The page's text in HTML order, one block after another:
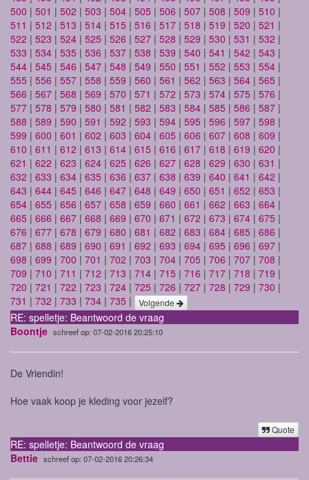
500 | 501 | 502 | 503 | 504 | 505 | 506 | 507 | 508 | 509 | 510 |
511 | 512 | 513 | 514 | 515 | 516 | 517 | 518 | 519 | 520 | 521 |
522 | 523 | 524 | 525 | 526 | 527 | 528 | 529 | 530 | 531 | 532 |
533 | 534 | 535 | 536 | 537 | 538 | 539 | 540 | 541 | 542 | 543 |
544 | 545 | 546 | 547 | 548 | 549 | 550 | 551 | 552 | 553 | 554 |
555 | 556 | 557 | 558 | 559 | 560 | 561 | 562 | 563 | 564 | 565 |
566 | 567 | 568 | 569 | 570 | 571 | 572 | 573 | 574 | 575 | 576 |
577 | 578 | 579 | 580 | 581 | 582 | 583 | 584 | 585 | 586 | 587 |
588 | 589 | 590 | 591 | 592 | 593 | 594 | 595 | 596 | 597 | 598 |
599 | 600 | 601 | 602 | 603 | 604 | 605 | 606 | 607 | 608 | 609 |
610 | 611 | 612 | 613 | 614 | 615 | 616 | 617 | 618 | 619 | 620 |
621 | 622 | 623 | 624 | 625 | 626 | 627 | 628 | 629 | 630 | 631 |
632 | 633 | 634 | 635 | 636 | 637 | 638 | 639 | 640 | 641 | 642 |
643 | 644 | 645 | 646 | 647 | 648 | 649 | 650 | 651 | 652 | 653 |
654 | 655 | 656 | 657 | 658 | 659 | 660 | 661 | 662 | 663 | 664 |
665 | 666 | 667 | 668 | 669 | 670 | 671 | 672 | 673 | 674 | 675 |
676 | 677 | 678 | 679 | 680 | 681 | 682 | 683 | 684 | 685 | 686 |
687 | 688 | 689 | 690 | 691 | 692 | 693 | 694 | 695 | 696 | 697 |
698 | 699 | 700 | 701 | 702 | 703 | 704 | 705 | 706 | 707 | 708 |
709 | 710 | 711 | 712 | 713 | 714 | 715 | 716 | 717 | 718 | 719 |
720 | 721 | 722 | 723 | 724 | 725 | 726 | 727 | 728 | 729 | 730 |
731 | 732 | 733 | 734 | 735 | Volgende
RE: spelletje: Beantwoord de vraag
Boontje schreef op: 07-02-2016 20:25:10
De Vriendin!
Hoe vaak koop je kleding voor jezelf?
Quote
RE: spelletje: Beantwoord de vraag
Bettie schreef op: 07-02-2016 20:26:34